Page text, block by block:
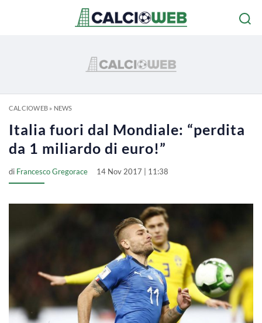
CALCIOWEB» NEWS
Italia fuori dal Mondiale: “perdita
da 1 miliardo di euro!”
di Francesco Gregorace 14 Nov 2017 | 11:38